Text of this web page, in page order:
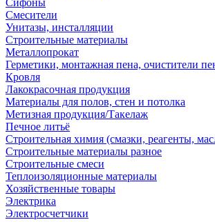
Сифоны
Смесители
Унитазы, инсталляции
Строительные материалы
Металлопрокат
Герметики, монтажная пена, очистители
Кровля
Лакокрасочная продукция
Материалы для полов, стен и потолка
Метизная продукция/Такелаж
Печное литьё
Строительная химия (смазки, реагенты,
Строительные материалы разное
Строительные смеси
Теплоизоляционные материалы
Хозяйственные товары
Электрика
Электросчетчики